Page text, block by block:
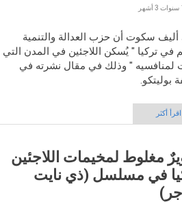
سكوت أن حزب العدالة والتنمية
في تركيا " يُسكن اللاجئين في المدن التي
لمنافسيه " وذلك في مقال نشرته في
بوليتكو.
اقرأ أكثر
مغلوط لمخيمات اللاجئين
في مسلسل (ذي نايت